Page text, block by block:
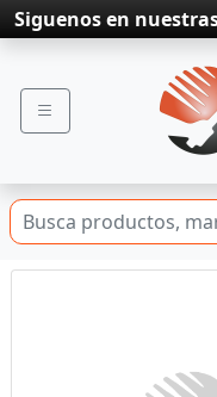
Siguenos en